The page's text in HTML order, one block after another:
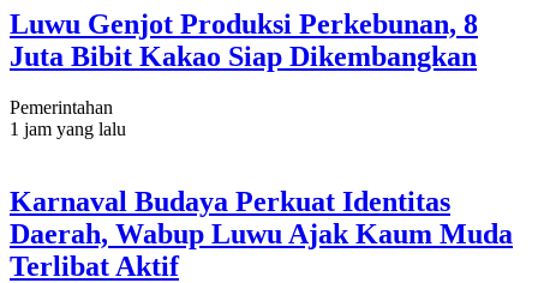
Luwu Genjot Produksi Perkebunan, 8
Juta Bibit Kakao Siap Dikembangkan
Pemerintahan
1 jam yang lalu
Karnaval Budaya Perkuat Identitas
Daerah, Wabup Luwu Ajak Kaum Muda
Terlibat Aktif